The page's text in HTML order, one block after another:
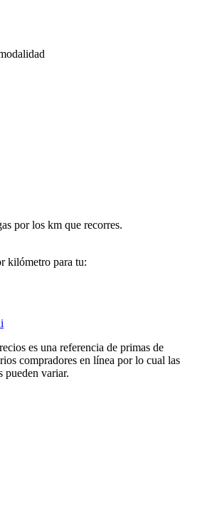
por los km que recorres.
kilómetro para tu:
es una referencia de primas de
compradores en línea por lo cual las
pueden variar.